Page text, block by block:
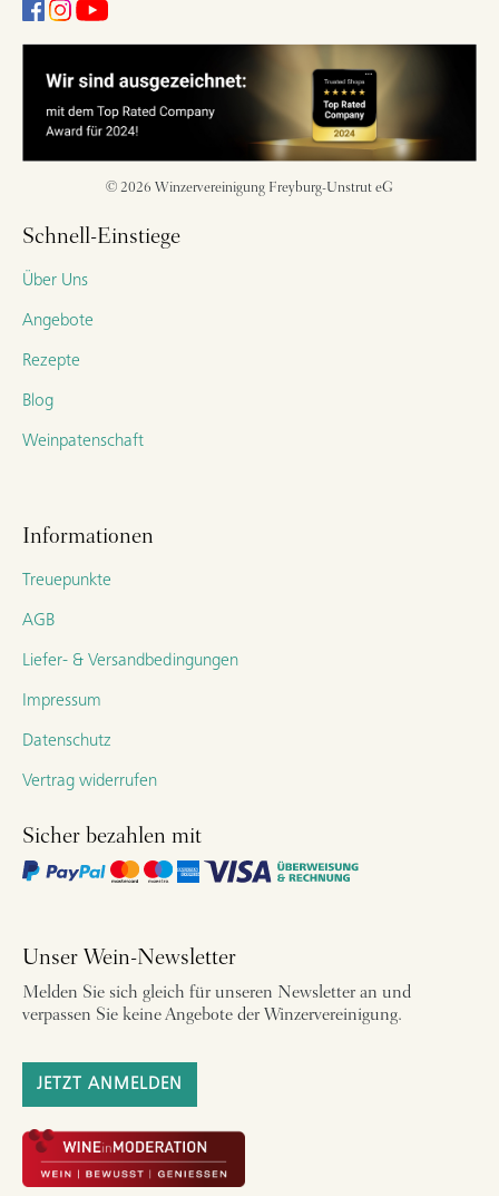
© 2026 Winzervereinigung Freyburg-Unstrut eG
Schnell-Einstiege
Über Uns
Angebote
Rezepte
Blog
Weinpatenschaft
Informationen
Treuepunkte
AGB
Liefer- & Versandbedingungen
Impressum
Datenschutz
Vertrag widerrufen
Sicher bezahlen mit
Unser Wein-Newsletter
Melden Sie sich gleich für unseren Newsletter an und
verpassen Sie keine Angebote der Winzervereinigung.
JETZT ANMELDEN